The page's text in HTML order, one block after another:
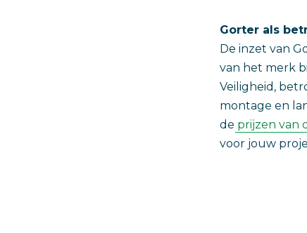
Gorter als
De inzet van
van het merk
Veiligheid,
montage en
de prijzen van
voor jouw